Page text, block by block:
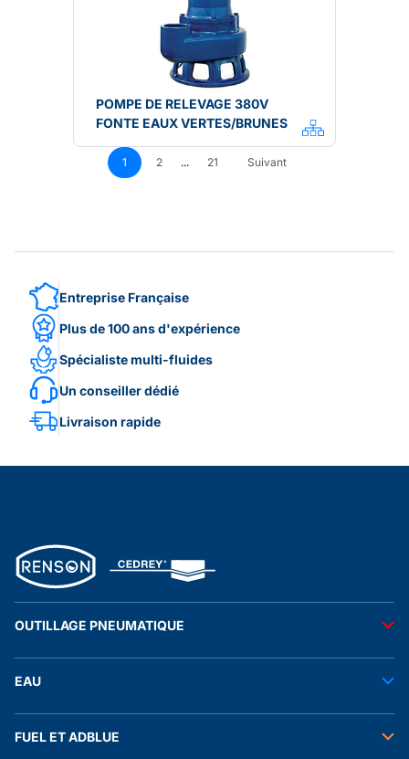
POMPE DE RELEVAGE 380V
FONTE EAUX VERTES/BRUNES
1 2 ... 21 Suivant
Entreprise Française
Plus de 100 ans d'expérience
Spécialiste multi-fluides
Un conseiller dédié
Livraison rapide
OUTILLAGE PNEUMATIQUE
Accessoires pneumatiques
EAU
Tuyaux
FUEL ET ADBLUE